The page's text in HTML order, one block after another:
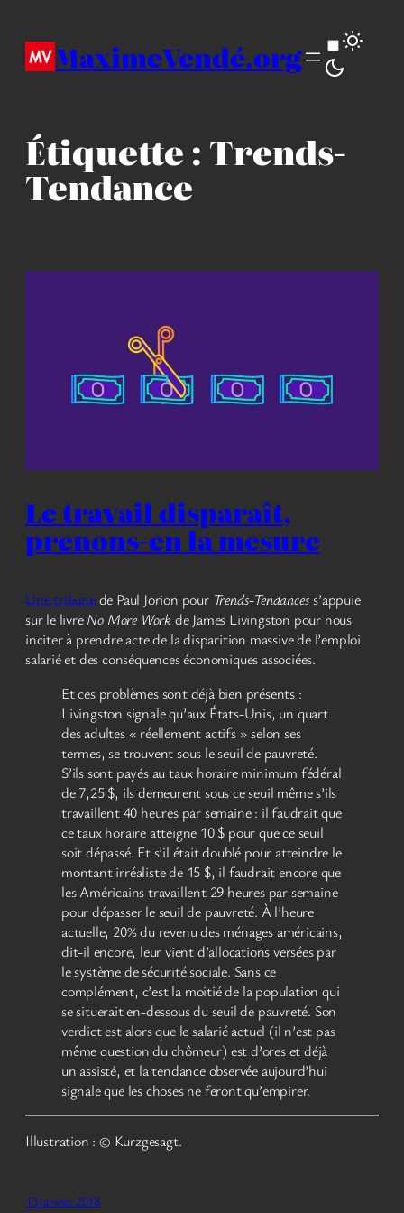
contenuMaximeVendé.org
Étiquette : Trends-
Tendance
Le travail disparaît,
prenons-en la mesure
Une tribunede Paul Jorion pour Trends-Tendancess’appuie
sur le livreNo More Workde James Livingston pour nous
inciter à prendre acte de la disparition massive de l’emploi
salarié et des conséquences économiques associées.
Et ces problèmes sont déjà bien présents :
Livingston signale qu’aux États-Unis, un quart
des adultes « réellement actifs » selon ses
termes, se trouvent sous le seuil de pauvreté.
S’ils sont payés au taux horaire minimum fédéral
de 7,25 $, ils demeurent sous ce seuil même s’ils
travaillent 40 heures par semaine : il faudrait que
ce taux horaire atteigne 10 $ pour que ce seuil
soit dépassé. Et s’il était doublé pour atteindre le
montant irréaliste de 15 $, il faudrait encore que
les Américains travaillent 29 heures par semaine
pour dépasser le seuil de pauvreté. À l’heure
actuelle, 20% du revenu des ménages américains,
dit-il encore, leur vient d’allocations versées par
le système de sécurité sociale. Sans ce
complément, c’est la moitié de la population qui
se situerait en-dessous du seuil de pauvreté. Son
verdict est alors que le salarié actuel (il n’est pas
même question du chômeur) est d’ores et déjà
un assisté, et la tendance observée aujourd’hui
signale que les choses ne feront qu’empirer.
Illustration : © Kurzgesagt.
13 janvier 2018